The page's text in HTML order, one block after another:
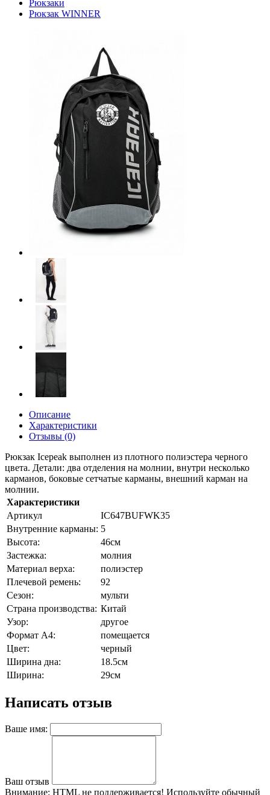
Рюкзаки
Рюкзак WINNER
Описание
Характеристики
Отзывы (0)
Рюкзак Icepeak выполнен из плотного полиэстера черного
цвета. Детали: два отделения на молнии, внутри несколько
карманов, боковые сетчатые карманы, внешний карман на
молнии.
Характеристики
Артикул
IC647BUFWK35
Внутренние карманы: 5
Высота:
46см
Застежка:
молния
Материал верха:
полиэстер
Плечевой ремень:
92
Сезон:
мульти
Страна производства: Китай
Узор:
другое
Формат А4:
помещается
Цвет:
черный
Ширина дна:
18.5см
Ширина:
29см
Написать отзыв
Ваше имя:
Ваш отзыв
Внимание: HTML не поддерживается! Используйте обычный